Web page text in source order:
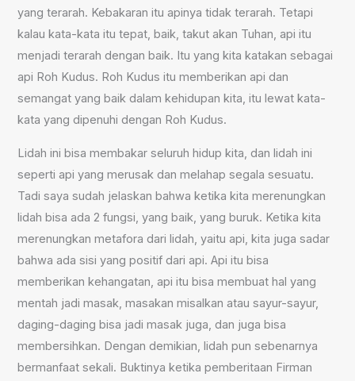
yang terarah. Kebakaran itu apinya tidak terarah. Tetapi
kalau kata-kata itu tepat, baik, takut akan Tuhan, api itu
menjadi terarah dengan baik. Itu yang kita katakan sebagai
api Roh Kudus. Roh Kudus itu memberikan api dan
semangat yang baik dalam kehidupan kita, itu lewat kata-
kata yang dipenuhi dengan Roh Kudus.
Lidah ini bisa membakar seluruh hidup kita, dan lidah ini
seperti api yang merusak dan melahap segala sesuatu.
Tadi saya sudah jelaskan bahwa ketika kita merenungkan
lidah bisa ada 2 fungsi, yang baik, yang buruk. Ketika kita
merenungkan metafora dari lidah, yaitu api, kita juga sadar
bahwa ada sisi yang positif dari api. Api itu bisa
memberikan kehangatan, api itu bisa membuat hal yang
mentah jadi masak, masakan misalkan atau sayur-sayur,
daging-daging bisa jadi masak juga, dan juga bisa
membersihkan. Dengan demikian, lidah pun sebenarnya
bermanfaat sekali. Buktinya ketika pemberitaan Firman